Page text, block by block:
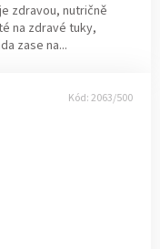
zdravou, nutričně
na zdravé tuky,
zase na...
Kód:2063/500